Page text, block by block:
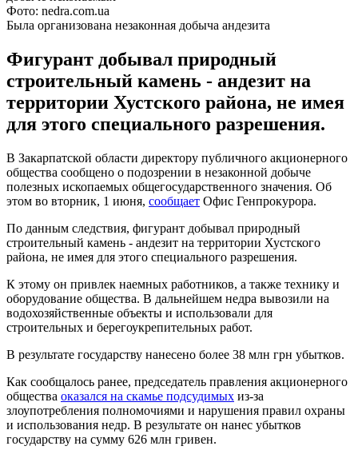
Фото: nedra.com.ua
Была организована незаконная добыча андезита
Фигурант добывал природный
строительный камень - андезит на
территории Хустского района, не имея
для этого специального разрешения.
В Закарпатской области директору публичного акционерного
общества сообщено о подозрении в незаконной добыче
полезных ископаемых общегосударственного значения. Об
этом во вторник, 1 июня, сообщает Офис Генпрокурора.
По данным следствия, фигурант добывал природный
строительный камень - андезит на территории Хустского
района, не имея для этого специального разрешения.
К этому он привлек наемных работников, а также технику и
оборудование общества. В дальнейшем недра вывозили на
водохозяйственные объекты и использовали для
строительных и берегоукрепительных работ.
В результате государству нанесено более 38 млн грн убытков.
Как сообщалось ранее, председатель правления акционерного
общества оказался на скамье подсудимых из-за
злоупотребления полномочиями и нарушения правил охраны
и использования недр. В результате он нанес убытков
государству на сумму 626 млн гривен.